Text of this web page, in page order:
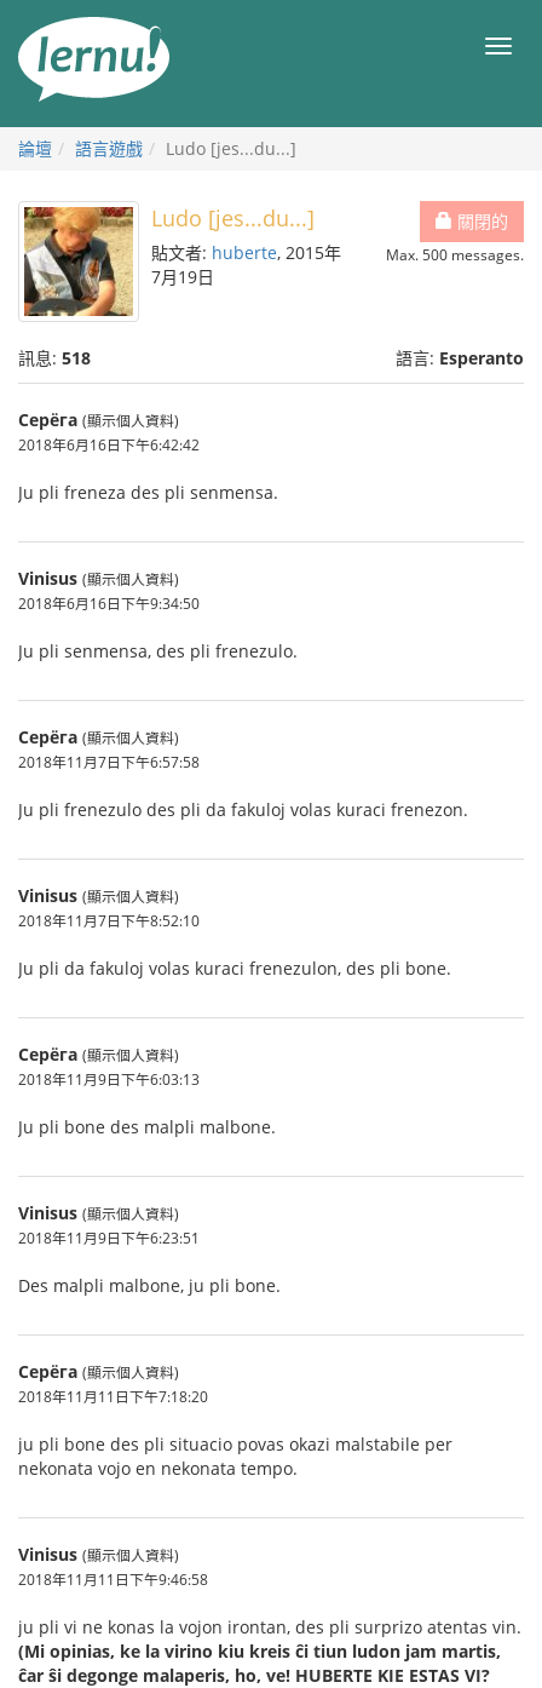
目
論壇 語言遊戲 Ludo [jes...du...]
關閉的
Max. 500 messages.
Ludo [jes...du...]
貼文者: huberte, 2015年
7月19日
訊息: 518 語言: Esperanto
Серёга (顯示個人資料)
2018年6月16日下午6:42:42
Ju pli freneza des pli senmensa.
Vinisus (顯示個人資料)
2018年6月16日下午9:34:50
Ju pli senmensa, des pli frenezulo.
Серёга (顯示個人資料)
2018年11月7日下午6:57:58
Ju pli frenezulo des pli da fakuloj volas kuraci frenezon.
Vinisus (顯示個人資料)
2018年11月7日下午8:52:10
Ju pli da fakuloj volas kuraci frenezulon, des pli bone.
Серёга (顯示個人資料)
2018年11月9日下午6:03:13
Ju pli bone des malpli malbone.
Vinisus (顯示個人資料)
2018年11月9日下午6:23:51
Des malpli malbone, ju pli bone.
Серёга (顯示個人資料)
2018年11月11日下午7:18:20
ju pli bone des pli situacio povas okazi malstabile per
nekonata vojo en nekonata tempo.
Vinisus (顯示個人資料)
2018年11月11日下午9:46:58
ju pli vi ne konas la vojon irontan, des pli surprizo atentas vin.
(Mi opinias, ke la virino kiu kreis ĉi tiun ludon jam martis,
ĉar ŝi degonge malaperis, ho, ve! HUBERTE KIE ESTAS VI?